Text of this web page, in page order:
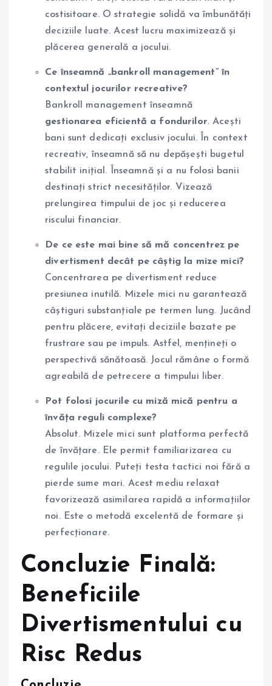
costisitoare. O strategie solidă va îmbunătăți
deciziile luate. Acest lucru maximizează și
plăcerea generală a jocului.
Ce înseamnă „bankroll management” în
contextul jocurilor recreative?
Bankroll management înseamnă
gestionarea eficientă a fondurilor. Acești
bani sunt dedicați exclusiv jocului. În context
recreativ, înseamnă să nu depășești bugetul
stabilit inițial. Înseamnă și a nu folosi banii
destinați strict necesităților. Vizează
prelungirea timpului de joc și reducerea
riscului financiar.
De ce este mai bine să mă concentrez pe
divertisment decât pe câștig la mize mici?
Concentrarea pe divertisment reduce
presiunea inutilă. Mizele mici nu garantează
câștiguri substanțiale pe termen lung. Jucând
pentru plăcere, evitați deciziile bazate pe
frustrare sau pe impuls. Astfel, mențineți o
perspectivă sănătoasă. Jocul rămâne o formă
agreabilă de petrecere a timpului liber.
Pot folosi jocurile cu miză mică pentru a
învăța reguli complexe?
Absolut. Mizele mici sunt platforma perfectă
de învățare. Ele permit familiarizarea cu
regulile jocului. Puteți testa tactici noi fără a
pierde sume mari. Acest mediu relaxat
favorizează asimilarea rapidă a informațiilor
noi. Este o metodă excelentă de formare și
perfecționare.
Concluzie Finală:
Beneficiile
Divertismentului cu
Risc Redus